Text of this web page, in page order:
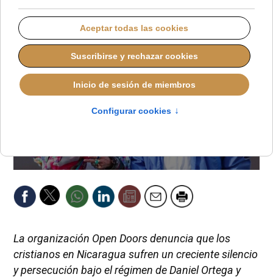
La organización Open Doors denuncia que los
cristianos en Nicaragua sufren un creciente silencio
y persecución bajo el régimen de Daniel Ortega y